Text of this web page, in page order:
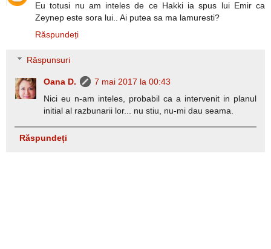
Eu totusi nu am inteles de ce Hakki ia spus lui Emir ca
Zeynep este sora lui.. Ai putea sa ma lamuresti?
Răspundeți
Răspunsuri
Oana D.
7 mai 2017 la 00:43
Nici eu n-am inteles, probabil ca a intervenit in planul
initial al razbunarii lor... nu stiu, nu-mi dau seama.
Răspundeți